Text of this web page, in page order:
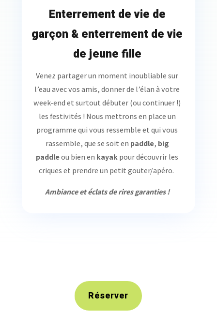
Enterrement de vie de
garçon & enterrement de vie
de jeune fille
Venez partager un moment inoubliable sur
l’eau avec vos amis, donner de l’élan à votre
week-end et surtout débuter (ou continuer !)
les festivités ! Nous mettrons en place un
programme qui vous ressemble et qui vous
rassemble, que se soit en paddle, big
paddleou bien en kayakpour découvrir les
criques et prendre un petit gouter/apéro.
Ambiance et éclats de rires garanties !
Réserver